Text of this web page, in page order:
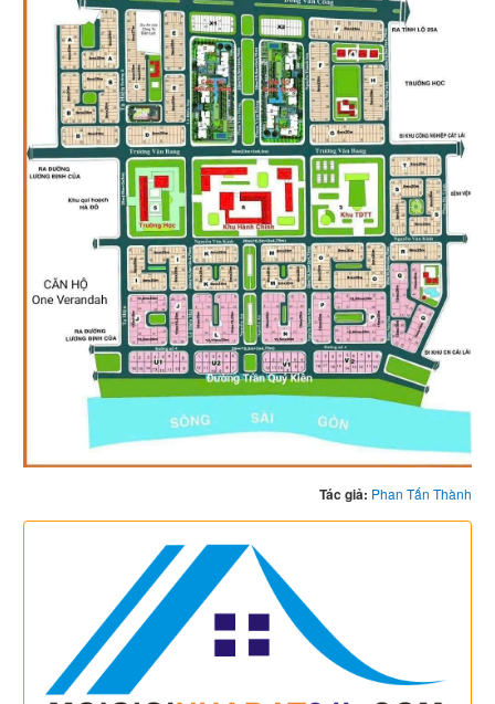
Tác giả: Phan Tấn Thành